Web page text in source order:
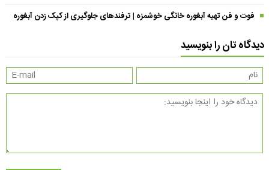
فوت و فن تهیه آبغوره خانگی خوشمزه | ترفندهای جلوگیری از کپک زدن آبغوره
دیدگاه تان را بنویسید